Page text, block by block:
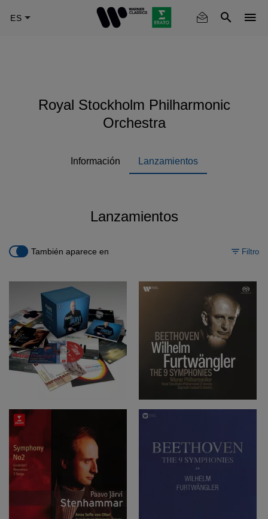
Royal Stockholm Philharmonic
Orchestra
Información Lanzamientos
Lanzamientos
También aparece en Filtro